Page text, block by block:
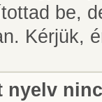
be,
Kérjük,
nyelv